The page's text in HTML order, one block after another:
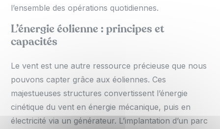
l’ensemble des opérations quotidiennes.
L’énergie éolienne : principes et
capacités
Le vent est une autre ressource précieuse que nous
pouvons capter grâce aux éoliennes. Ces
majestueuses structures convertissent l’énergie
cinétique du vent en énergie mécanique, puis en
électricité via un générateur. L’implantation d’un parc